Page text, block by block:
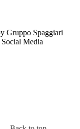
Gruppo Spaggiari
Media